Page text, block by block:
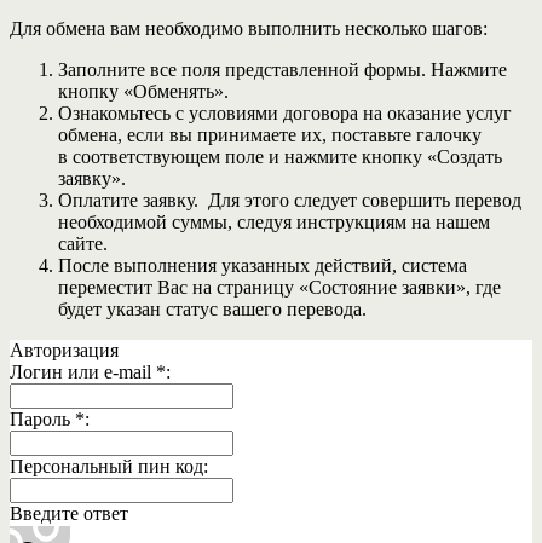
Для обмена вам необходимо выполнить несколько шагов:
Заполните все поля представленной формы. Нажмите
кнопку «Обменять».
Ознакомьтесь с условиями договора на оказание услуг
обмена, если вы принимаете их, поставьте галочку
в соответствующем поле и нажмите кнопку «Создать
заявку».
Оплатите заявку. Для этого следует совершить перевод
необходимой суммы, следуя инструкциям на нашем
сайте.
После выполнения указанных действий, система
переместит Вас на страницу «Состояние заявки», где
будет указан статус вашего перевода.
Авторизация
Логин или e-mail *:
Пароль *:
Персональный пин код:
Введите ответ